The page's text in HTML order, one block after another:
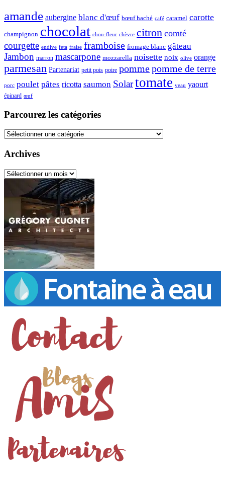
amande aubergine blanc d'œuf bœuf haché café caramel carotte
champignon chocolat chou-fleur chèvre citron comté
courgette endive feta fraise framboise fromage blanc gâteau
Jambon marron mascarpone mozzarella noisette noix olive orange
parmesan Partenariat petit pois poire pommepomme de terre
porc poulet pâtes ricotta saumon Solartomate veau yaourt
épinard œuf
Parcourez les catégories
Parcourez
catégories
Archives
Archives